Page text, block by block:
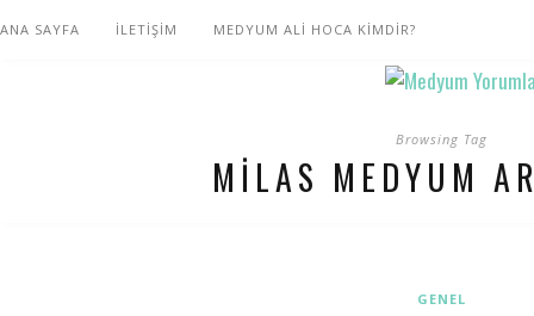
ANA SAYFA İLETİŞİM MEDYUM ALİ HOCA KİMDİR?
Browsing Tag
MILAS MEDYUM
GENEL